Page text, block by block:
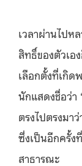
เวลาผ่านไปห
สิทธิ์ของตัวเอ
เลือกตั้งที่เกิด
นักแสดงชื่อว่า
ตรงไปตรงมา
ซึ่งเป็นอีกครั้ง
สาธารณะ